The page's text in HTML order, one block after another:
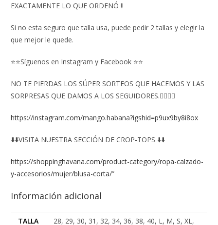
EXACTAMENTE LO QUE ORDENÓ ‼️
Si no esta seguro que talla usa, puede pedir 2 tallas y elegir la
que mejor le quede.
⭐⭐Síguenos en Instagram y Facebook ⭐⭐
NO TE PIERDAS LOS SÚPER SORTEOS QUE HACEMOS Y LAS
SORPRESAS QUE DAMOS A LOS SEGUIDORES.👇🏻👇🏻
https://instagram.com/mango.habana?igshid=p9ux9by8i8ox
⬇️⬇️VISITA NUESTRA SECCIÓN DE CROP-TOPS ⬇️⬇️
https://shoppinghavana.com/product-category/ropa-calzado-
y-accesorios/mujer/blusa-corta/”
Información adicional
TALLA 28, 29, 30, 31, 32, 34, 36, 38, 40, L, M, S, XL,